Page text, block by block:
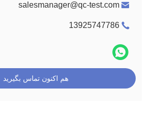
salesmanager@qc-test.com
13925747786
هم اکنون تماس بگیرید